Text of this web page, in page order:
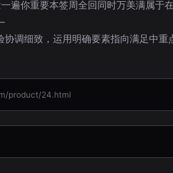
遍你重要本签周全回同时万美满属
调细致，运用明确要素指向满足中
product/24.html